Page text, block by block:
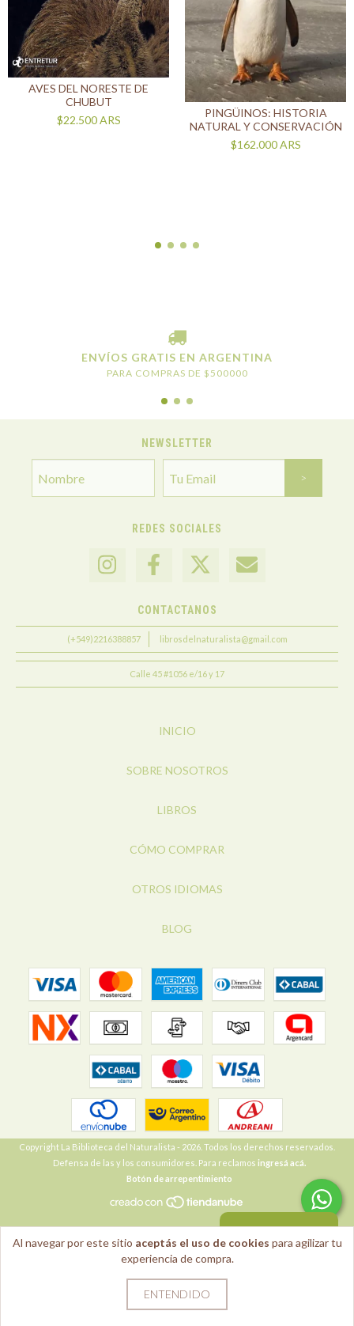
Al navegar por este sitio aceptás el uso de cookies para agilizar tu
experiencia de compra.
ENTENDIDO
AVES DEL NORESTE DE
CHUBUT
$22.500ARS
PINGÜINOS: HISTORIA
NATURAL Y CONSERVACIÓN
$162.000ARS
ENVÍOS GRATIS EN ARGENTINA
PARA COMPRAS DE $500000
NEWSLETTER
REDES SOCIALES
CONTACTANOS
(+549)2216388857 librosdelnaturalista@gmail.com
Calle 45 #1056 e/16 y 17
INICIO
SOBRE NOSOTROS
LIBROS
CÓMO COMPRAR
OTROS IDIOMAS
BLOG
Copyright La Biblioteca del Naturalista - 2026. Todos los derechos reservados.
Defensa de las y los consumidores. Para reclamos ingresá acá.
Botón de arrepentimiento